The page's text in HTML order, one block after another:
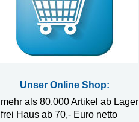
Unser Online Shop:
mehr als 80.000 Artikel ab Lager
frei Haus ab 70,- Euro netto